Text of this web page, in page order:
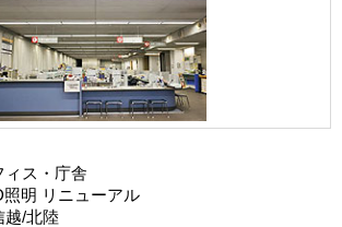
ィス・庁舎
照明 リニューアル
越/北陸